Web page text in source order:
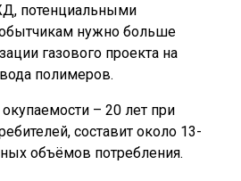
потенциальными
нужно больше
газового проекта на
полимеров.
– 20 лет при
составит около 13-
объёмов потребления.